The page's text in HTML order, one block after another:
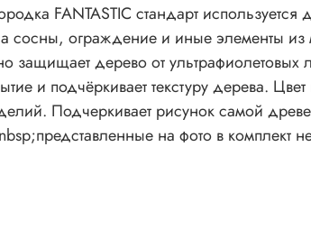
FANTASTIC стандарт
сосны, ограждение и иные элементы
защищает дерево от ультрафиолетовых
и подчёркивает текстуру дерева.
Подчеркивает рисунок самой
на фото в комплект